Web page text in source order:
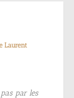
Laurent
par les